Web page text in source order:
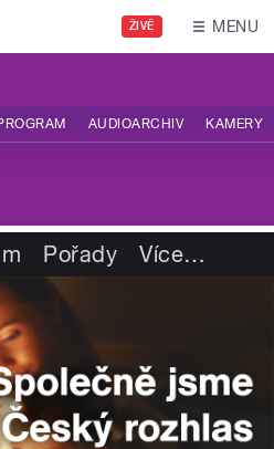
ŽIVĚ MENU
AUDIOARCHIV KAMERY
Pořady Více…